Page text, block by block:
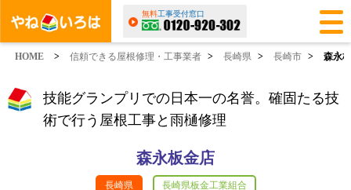
無料工事受付窓口
HOME > 信頼できる屋根修理・工事業者 > 長崎県 > 長崎市 > 森永
技能グランプリでの日本一の名誉。確固たる技
術で行う屋根工事と雨樋修理
森永板金店
長崎県 長崎県板金工業組合